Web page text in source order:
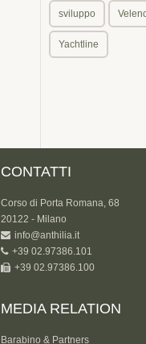
sviluppo
Yachtline
CONTATTI
Corso di Porta Romana, 68
20122 - Milano
info@anthilia.it
+39 02.97386.101
+39 02.97386.100
MEDIA RELATION
Barabino & Partners